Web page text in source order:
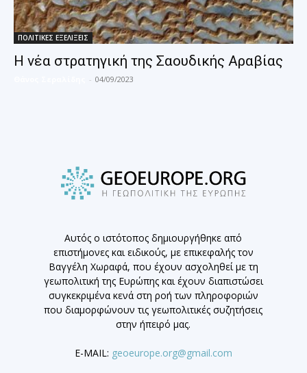
ΠΟΛΙΤΙΚΕΣ ΕΞΕΛΙΞΕΙΣ
Η νέα στρατηγική της Σαουδικής Αραβίας
- 04/09/2023
Αυτός ο ιστότοπος δημιουργήθηκε από
επιστήμονες και ειδικούς, με επικεφαλής τον
Βαγγέλη Χωραφά, που έχουν ασχοληθεί με τη
γεωπολιτική της Ευρώπης και έχουν διαπιστώσει
συγκεκριμένα κενά στη ροή των πληροφοριών
που διαμορφώνουν τις γεωπολιτικές συζητήσεις
στην ήπειρό μας.
E-MAIL: geoeurope.org@gmail.com